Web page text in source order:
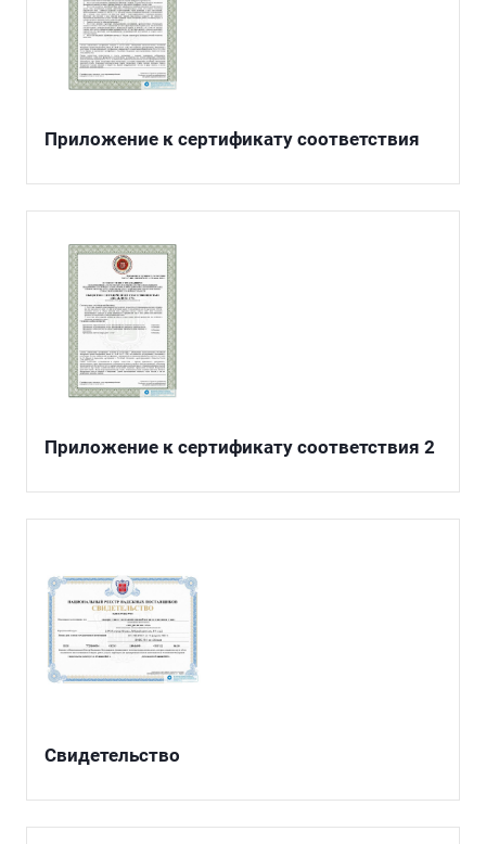
Приложение к сертификату соответствия
Приложение к сертификату соответствия 2
Свидетельство